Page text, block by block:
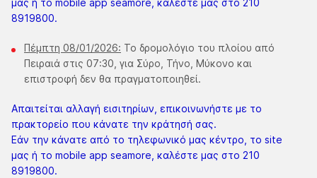
μας ή το mobile app seamore, καλέστε μας στο 210
8919800.
Πέμπτη 08/01/2026: Το δρομολόγιο του πλοίου από
Πειραιά στις 07:30, για Σύρο, Τήνο, Μύκονο και
επιστροφή δεν θα πραγματοποιηθεί.
Απαιτείται αλλαγή εισιτηρίων, επικοινωνήστε με το
πρακτορείο που κάνατε την κράτησή σας.
Εάν την κάνατε από το τηλεφωνικό μας κέντρο, το site
μας ή το mobile app seamore, καλέστε μας στο 210
8919800.